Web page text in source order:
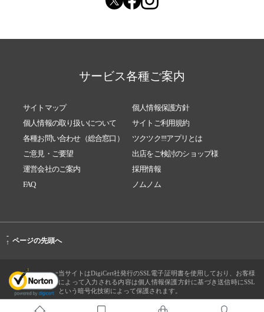
サービス各種ご案内
サイトマップ
個人情報保護方針
個人情報の取り扱いについて
サイトご利用規約
各種お問い合わせ（総合窓口）
ツクツク!!!アプリとは
ご意見・ご要望
出店をご検討のショップ様
運営会社のご案内
採用情報
FAQ
ノムノム
-
↑ ページの先頭へ
当サイトはDigiCert社発行のSSL電子証明書を使用しており、お客様
によって入力される内容は個人情報保護方針に基づき送信時にSSL
という暗号化技術によって保護されます。